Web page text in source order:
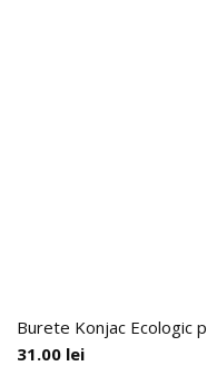
Burete Konjac Ecologic
31.00 lei